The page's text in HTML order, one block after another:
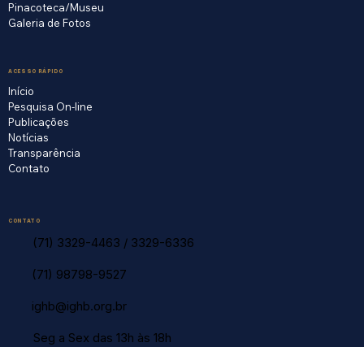
Pinacoteca/Museu
Galeria de Fotos
ACESSO RÁPIDO
Início
Pesquisa On-line
Publicações
Notícias
Transparência
Contato
CONTATO
(71) 3329-4463 / 3329-6336
(71) 98798-9527
ighb@ighb.org.br
Seg a Sex das 13h às 18h